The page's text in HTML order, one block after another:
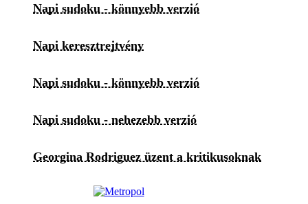
Napi sudoku - könnyebb verzió
Napi keresztrejtvény
Napi sudoku - könnyebb verzió
Napi sudoku - nehezebb verzió
Georgina Rodriguez üzent a kritikusoknak